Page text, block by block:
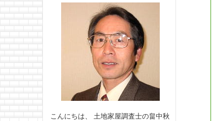
こんにちは、 土地家屋調査士の畠中秋